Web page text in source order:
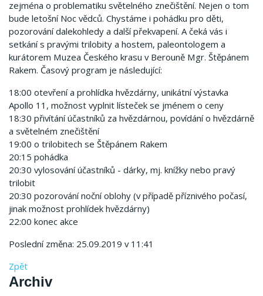
zejména o problematiku světelného znečištění. Nejen o tom
bude letošní Noc vědců. Chystáme i pohádku pro děti,
pozorování dalekohledy a další překvapení. A čeká vás i
setkání s pravými trilobity a hostem, paleontologem a
kurátorem Muzea Českého krasu v Berouně Mgr. Štěpánem
Rakem. Časový program je následující:
18:00 otevření a prohlídka hvězdárny, unikátní výstavka
Apollo 11, možnost vyplnit lísteček se jménem o ceny
18:30 přivítání účastníků za hvězdárnou, povídání o hvězdárně
a světelném znečištění
19:00 o trilobitech se Štěpánem Rakem
20:15 pohádka
20:30 vylosování účastníků - dárky, mj. knížky nebo pravý
trilobit
20:30 pozorování noční oblohy (v případě příznivého počasí,
jinak možnost prohlídek hvězdárny)
22:00 konec akce
Poslední změna: 25.09.2019 v 11:41
Zpět
Archiv